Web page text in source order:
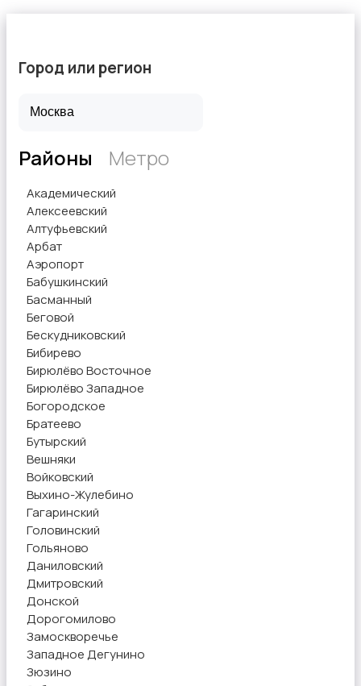
Город или регион
Районы Метро
Академический
Алексеевский
Алтуфьевский
Арбат
Аэропорт
Бабушкинский
Басманный
Беговой
Бескудниковский
Бибирево
Бирюлёво Восточное
Бирюлёво Западное
Богородское
Братеево
Бутырский
Вешняки
Войковский
Выхино-Жулебино
Гагаринский
Головинский
Гольяново
Даниловский
Дмитровский
Донской
Дорогомилово
Замоскворечье
Западное Дегунино
Зюзино